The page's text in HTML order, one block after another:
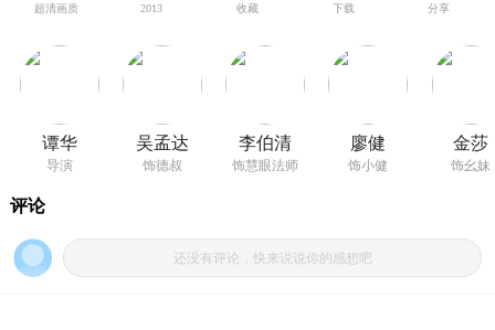
活，为大家找回昔日快乐。他苦练绝技，由于不
青”幺妹对小健暗生情愫，总想帮忙，却总帮倒
忙。与“大人物”德叔的邂逅，让小健重燃希望，
超清画质 2013 收藏 下载 分享
谭华
导演
吴孟达
饰德叔
李伯清
饰慧眼法师
廖健
饰小健
金莎
饰幺妹